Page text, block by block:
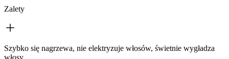
Zalety
Szybko się nagrzewa, nie elektryzuje włosów, świetnie wygładza